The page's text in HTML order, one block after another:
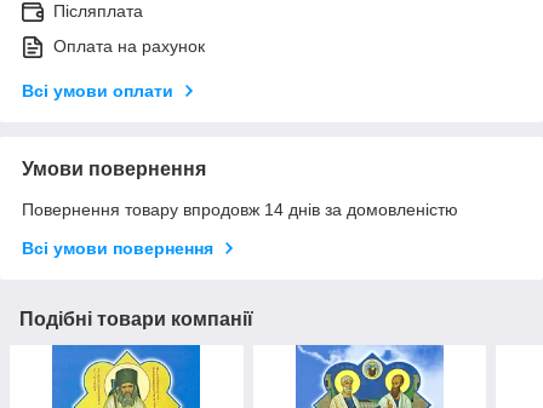
Післяплата
Оплата на рахунок
Всі умови оплати
Умови повернення
Повернення товару впродовж 14 днів за домовленістю
Всі умови повернення
Подібні товари компанії